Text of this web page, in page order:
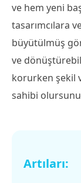
ve hem yeni
tasarımcılara
büyütülmüş
ve
korurken şekil
sahibi
Artıları: